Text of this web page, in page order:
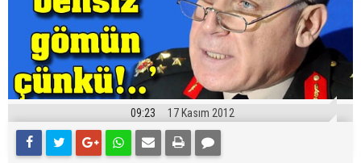
09:23 17 Kasım 2012